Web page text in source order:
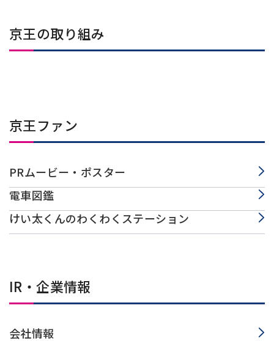
京王の取り組み
京王ファン
PRムービー・ポスター
電車図鑑
けい太くんのわくわくステーション
IR・企業情報
会社情報